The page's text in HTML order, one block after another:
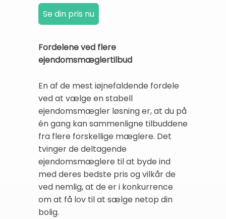
Fordelene ved flere
ejendomsmæglertilbud
En af de mest iøjnefaldende fordele
ved at vælge en stabell
ejendomsmægler løsning er, at du på
én gang kan sammenligne tilbuddene
fra flere forskellige mæglere. Det
tvinger de deltagende
ejendomsmæglere til at byde ind
med deres bedste pris og vilkår de
ved nemlig, at de er i konkurrence
om at få lov til at sælge netop din
bolig.